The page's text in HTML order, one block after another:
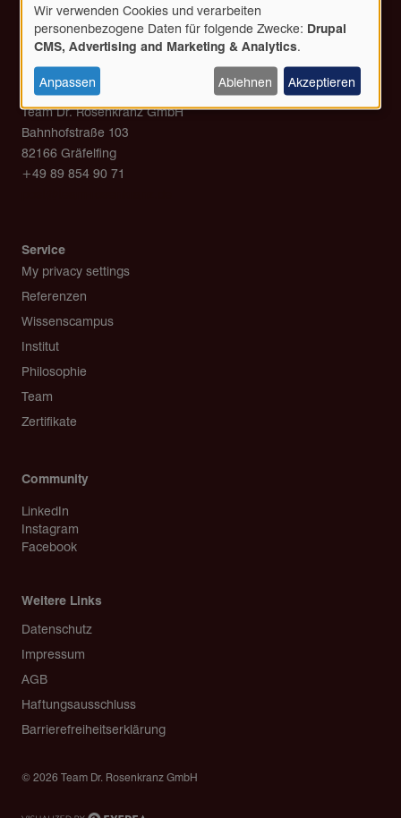
Kontakt
Team Dr. Rosenkranz GmbH
Bahnhofstraße 103
82166 Gräfelfing
+49 89 854 90 71
Service
My privacy settings
Referenzen
Wissenscampus
Institut
Philosophie
Team
Zertifikate
Community
LinkedIn
Instagram
Facebook
Weitere Links
Copyright
Datenschutz
Impressum
AGB
Haftungsausschluss
Barrierefreiheitserklärung
© 2026 Team Dr. Rosenkranz GmbH
Verwendung
personenbezogener
Daten
und
Cookies
Wir verwenden Cookies und verarbeiten
personenbezogene Daten für folgende Zwecke: Drupal
CMS, Advertising and Marketing & Analytics.
Anpassen Ablehnen Akzeptieren